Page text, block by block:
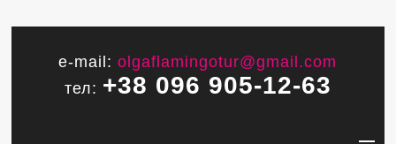
e-mail:olgaflamingotur@gmail.com
тел: +38 096 905-12-63